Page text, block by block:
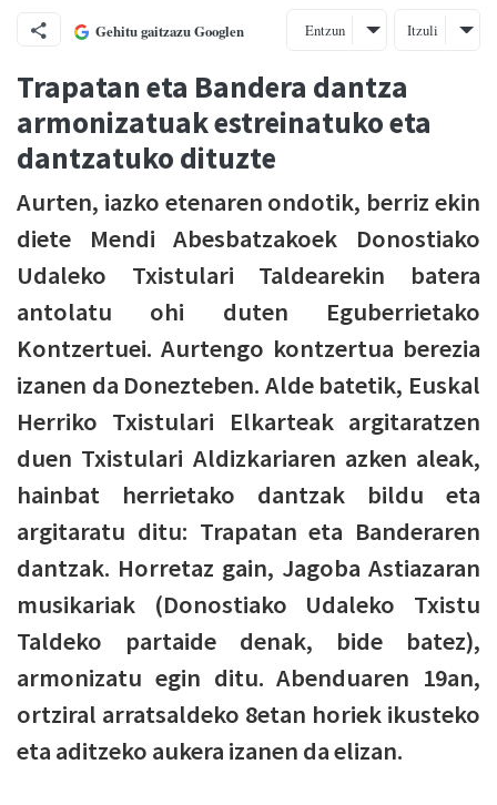
Gehitu gaitzazu Googlen Entzun Itzuli
Trapatan eta Bandera dantza
armonizatuak estreinatuko eta
dantzatuko dituzte
Aurten, iazko etenaren ondotik, berriz ekin
diete Mendi Abesbatzakoek Donostiako
Udaleko Txistulari Taldearekin batera
antolatu ohi duten Eguberrietako
Kontzertuei. Aurtengo kontzertua berezia
izanen da Donezteben. Alde batetik, Euskal
Herriko Txistulari Elkarteak argitaratzen
duen Txistulari Aldizkariaren azken aleak,
hainbat herrietako dantzak bildu eta
argitaratu ditu: Trapatan eta Banderaren
dantzak. Horretaz gain, Jagoba Astiazaran
musikariak (Donostiako Udaleko Txistu
Taldeko partaide denak, bide batez),
armonizatu egin ditu. Abenduaren 19an,
ortziral arratsaldeko 8etan horiek ikusteko
eta aditzeko aukera izanen da elizan.